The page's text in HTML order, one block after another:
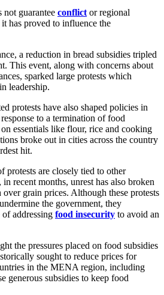
guarantee conflict or regional
has proved to influence the
a reduction in bread subsidies tripled
This event, along with concerns about
sparked large protests which
leadership.
protests have also shaped policies in
to a termination of food
essentials like flour, rice and cooking
broke out in cities across the country
hit.
protests are closely tied to other
recent months, unrest has also broken
grain prices. Although these protests
the government, they
addressing food insecurity to avoid an
the pressures placed on food subsidies
sought to reduce prices for
in the MENA region, including
generous subsidies to keep food